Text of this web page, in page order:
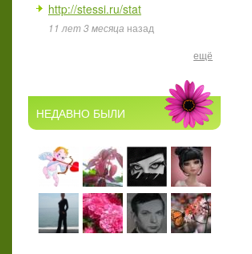
http://stessi.ru/stat
11 лет 3 месяца назад
ещё
НЕДАВНО БЫЛИ